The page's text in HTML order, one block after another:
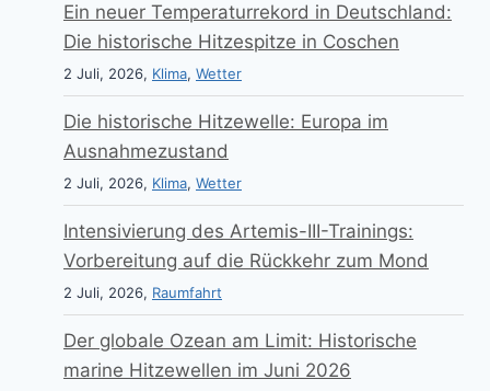
Ein neuer Temperaturrekord in Deutschland:
Die historische Hitzespitze in Coschen
2 Juli, 2026, Klima, Wetter
Die historische Hitzewelle: Europa im
Ausnahmezustand
2 Juli, 2026, Klima, Wetter
Intensivierung des Artemis-III-Trainings:
Vorbereitung auf die Rückkehr zum Mond
2 Juli, 2026, Raumfahrt
Der globale Ozean am Limit: Historische
marine Hitzewellen im Juni 2026